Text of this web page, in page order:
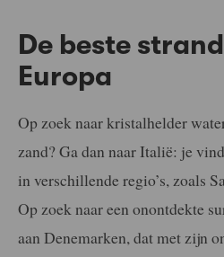
De beste
Europa
Op zoek naar kristalhelder
zand? Ga dan naar Italië: je
in verschillende regio’s, zoals
Op zoek naar een onontdekte
aan Denemarken, dat met zijn